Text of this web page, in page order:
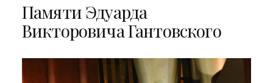
Памяти Эдуарда
Викторовича Гантовского